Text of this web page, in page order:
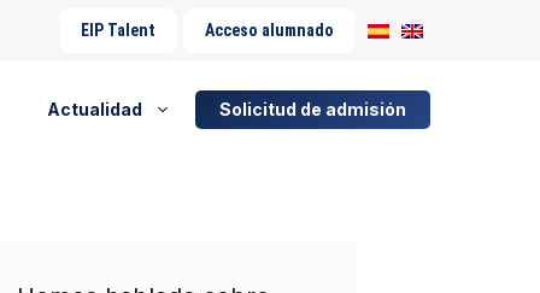
EIP Talent Acceso alumnado
Actualidad Solicitud de admisión